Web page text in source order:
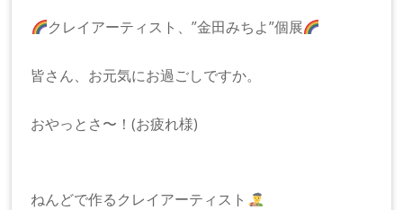
クレイアーティスト、”金田みちよ”個展
皆さん、お元気にお過ごしですか。
おやっとさ〜！(お疲れ様)
ねんどで作るクレイアーティスト